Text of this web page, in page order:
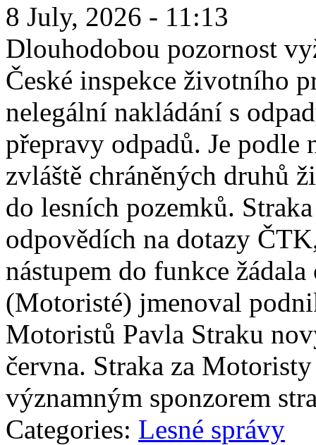
8 July, 2026 - 11:13
Dlouhodobou pozornost
České inspekce životního
nelegální nakládání s
přepravy odpadů. Je podle
zvláště chráněných druhů
do lesních pozemků.
odpovědích na dotazy
nástupem do funkce
(Motoristé) jmenoval
Motoristů Pavla Straku
června. Straka za
významným sponzorem
Categories: Lesné správy